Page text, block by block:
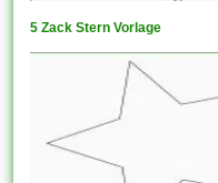
5 Zack Stern Vorlage